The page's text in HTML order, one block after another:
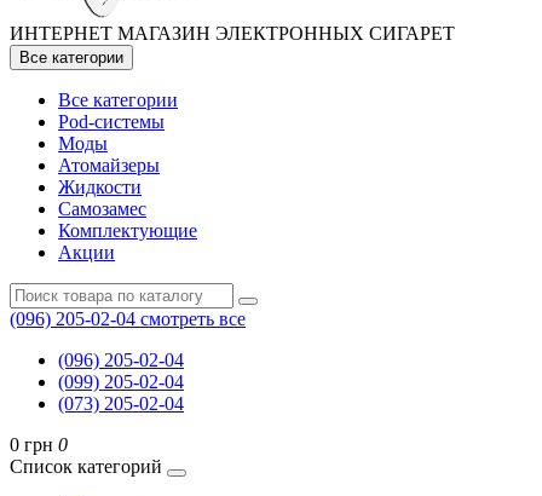
ИНТЕРНЕТ МАГАЗИН ЭЛЕКТРОННЫХ СИГАРЕТ
Все категории
Все категории
Pod-системы
Моды
Атомайзеры
Жидкости
Самозамес
Комплектующие
Акции
(096) 205-02-04 смотреть все
(096) 205-02-04
(099) 205-02-04
(073) 205-02-04
0 грн 0
Список категорий